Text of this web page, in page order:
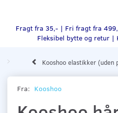
Fragt fra 35,- | Fri fragt fra
Fleksibel bytte og retur |
Kooshoo elastikker (uden
Fra: Kooshoo